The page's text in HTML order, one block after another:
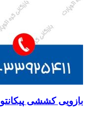
بازویی کششی پیکانتو